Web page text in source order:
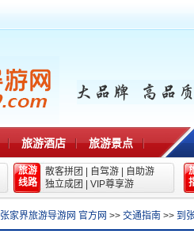
旅游酒店 旅游景点
旅游
线路
散客拼团 自驾游
自助游
独立成团
VIP尊享游
张家界旅游导游网 官方网 >> 交通指南 >> 到